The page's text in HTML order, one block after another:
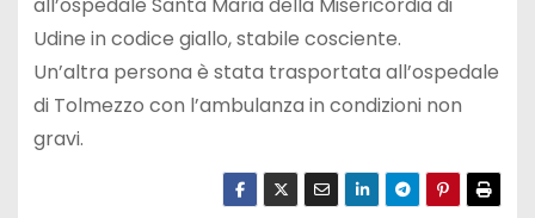
Udine in codice giallo, stabile cosciente.
Un’altra persona è stata trasportata all’ospedale
di Tolmezzo con l’ambulanza in condizioni non
gravi.